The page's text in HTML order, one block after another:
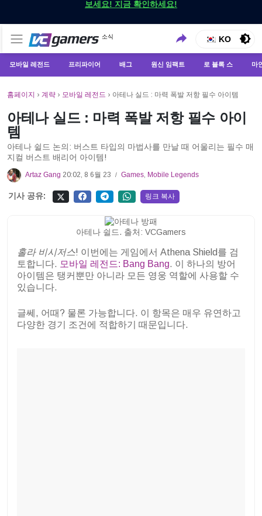
보세요! 지금 확인하세요!
VCGamers 뉴스
소식
VCGamers에서만 최신 게임 뉴스 받기
KO
모바일 레전드 프리파이어 배그 원신 임팩트 로 블록 스 마
홈페이지 › 계략 › 모바일 레전드 › 아테나 실드 : 마력 폭발 저항 필수 아이템
아테나 실드 : 마력 폭발 저항 필수 아이
템
아테나 쉴드 논의: 버스트 타입의 마법사를 만날 때 어울리는 필수 매
지컬 버스트 배리어 아이템!
Artaz Gang 20:02, 8 6월 23 / Games, Mobile Legends
기사 공유: 링크 복사
아테나 쉴드. 출처: VCGamers
홀라 비시저스! 이번에는 게임에서 Athena Shield를 검
토합니다. 모바일 레전드: Bang Bang. 이 하나의 방어
아이템은 탱커뿐만 아니라 모든 영웅 역할에 사용할 수
있습니다.
글쎄, 어때? 물론 가능합니다. 이 항목은 매우 유연하고
다양한 경기 조건에 적합하기 때문입니다.